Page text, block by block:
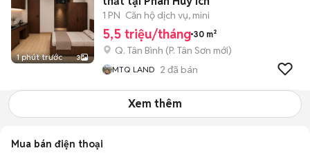
1 phút trước 3
1 PN Căn hộ dịch vụ, mini
5,5 triệu/tháng 30 m²
Q. Tân Bình (P. Tân Sơn mới)
MTQ LAND 2 đã bán
Xem thêm
Mua bán điện thoại